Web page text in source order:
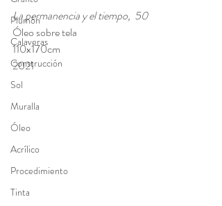
Plumón
Calaveras
Construcción
Sol
Muralla
Óleo
Acrílico
Procedimiento
Tinta
La permanencia y el tiempo,  50
Óleo sobre tela
110x170cm
2021